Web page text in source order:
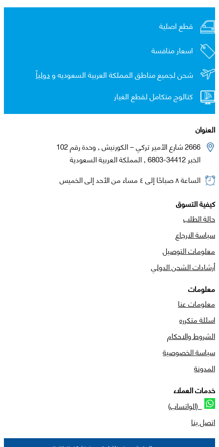
قطع اصلية
اسعار منافسة
شحن لجميع مناطق المملكة العربية السعوديه ودولياً
كتالوج متكامل لقطع الغيار
العنوان
2666 شارع الأمير تركي – الكورنيش , وحدة رقم 102
الخبر 34412-6803 , المملكة العربية السعودية
الساعة ٨ صباحًا إلى ٤ مساء من الأحد إلى الخميس
كيفية التسوق
حالة الطلب
سياسة الارجاع
معلومات التوصيل
أرشادات الشحن الدولي
معلومات
معلومات عنا
اسئلة متكرره
الشروط والاحكام
سياسة الخصوصية
المدونة
خدمات العملاء
(الواتساب)
اتصل بنا